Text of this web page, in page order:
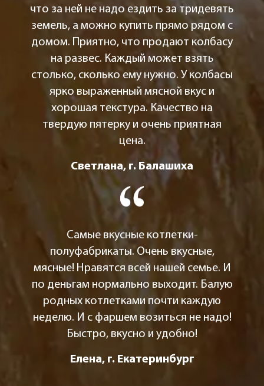
что за ней не надо ездить за тридевять
земель, а можно купить прямо рядом с
домом. Приятно, что продают колбасу
на развес. Каждый может взять
столько, сколько ему нужно. У колбасы
ярко выраженный мясной вкус и
хорошая текстура. Качество на
твердую пятерку и очень приятная
цена.
Светлана, г. Балашиха
Самые вкусные котлетки-
полуфабрикаты. Очень вкусные,
мясные! Нравятся всей нашей семье. И
по деньгам нормально выходит. Балую
родных котлетками почти каждую
неделю. И с фаршем возиться не надо!
Быстро, вкусно и удобно!
Елена, г. Екатеринбург